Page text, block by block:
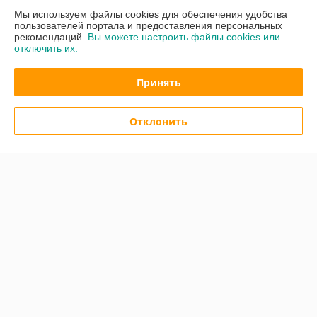
Обслуживание всегда вежливое, понятное и по делу. Если бы можно
было купить абсолютно всё в одном месте —- выбирал бы только
этот магазин. Супер сервис, классное отношение к клиентам.
Сделка подтверждена через корзину
Показать все отзывы
Мы используем файлы cookies для обеспечения удобства
пользователей портала и предоставления персональных
рекомендаций. Вы можете настроить файлы cookies или
отключить их.
Принять
Отклонить